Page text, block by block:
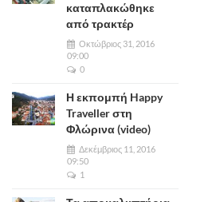
καταπλακώθηκε
από τρακτέρ
Οκτώβριος 31, 2016
09:00
0
Η εκπομπή Happy
Traveller στη
Φλώρινα (video)
Δεκέμβριος 11, 2016
09:50
1